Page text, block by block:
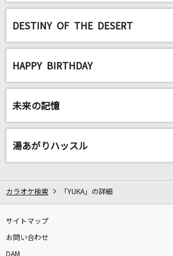
God knows...
罪と罰
椎名林檎
灰色と青(+菅田将暉)
米津玄師
[生音]小さな恋のうた
MONGOL800
DESTINY OF THE DESERT
HAPPY BIRTHDAY
未来の記憶
湯あがりハッスル
カラオケ検索 「YUKA」の詳細
サイトマップ
お問い合わせ
DAM